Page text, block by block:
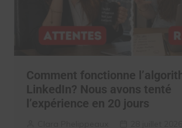
Comment fonctionne
LinkedIn? Nous avons tenté
l’expérience en 20 jours